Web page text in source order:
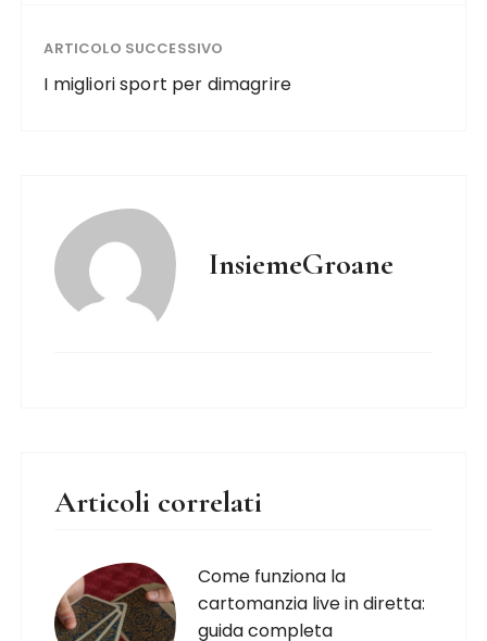
ARTICOLO SUCCESSIVO
I migliori sport per dimagrire
InsiemeGroane
Articoli correlati
Come funziona la
cartomanzia live in diretta:
guida completa